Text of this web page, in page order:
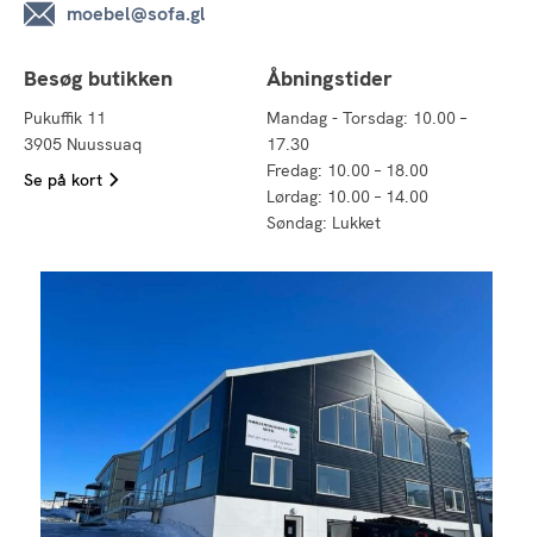
moebel@sofa.gl
Besøg butikken
Pukuffik 11
3905 Nuussuaq
Se på kort
Åbningstider
Mandag - Torsdag: 10.00 –
17.30
Fredag: 10.00 – 18.00
Lørdag: 10.00 – 14.00
Søndag: Lukket